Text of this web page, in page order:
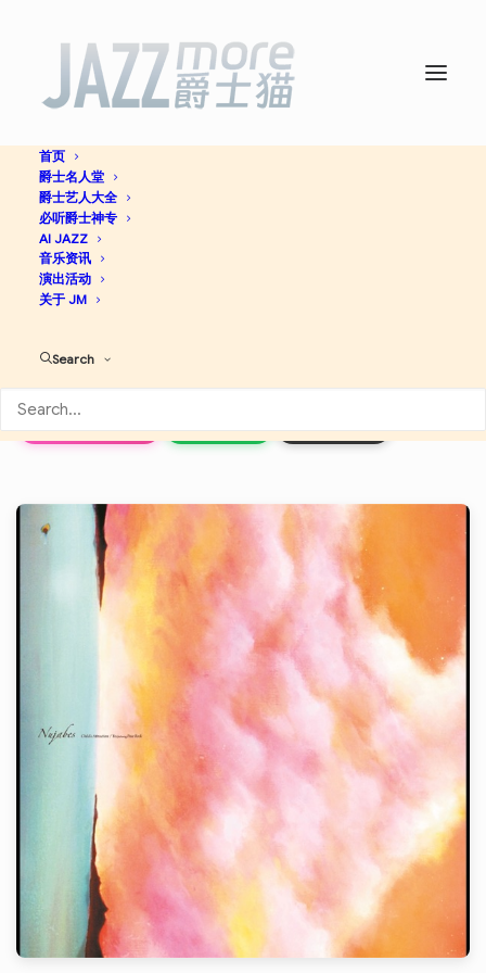
首页
爵士名人堂
爵士艺人大全
必听爵士神专
AI JAZZ
音乐资讯
演出活动
关于 JM
Search
Child’s Attraction / Yes –
Single -
Jazz+Rock Ensemble
Jazz